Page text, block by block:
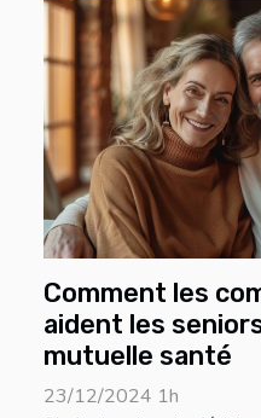
Comment les
aident les
mutuelle santé
23/12/2024 1h